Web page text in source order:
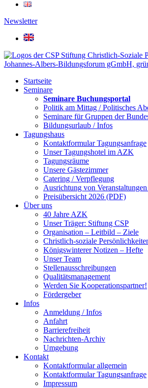
Newsletter
Startseite
Seminare
Seminare Buchungsportal
Politik am Mittag / Politisches
Seminare für Gruppen der
Bildungsurlaub / Infos
Tagungshaus
Kontaktformular Tagungsanfrage
Unser Tagungshotel im AZK
Tagungsräume
Unsere Gästezimmer
Catering / Verpflegung
Ausrichtung von
Preisübersicht 2026 (PDF)
Über uns
40 Jahre AZK
Unser Träger: Stiftung CSP
Organisation – Leitbild – Ziele
Christlich-soziale
Königswinterer Notizen – Hefte
Unser Team
Stellenausschreibungen
Qualitätsmanagement
Werden Sie Kooperationspartner!
Fördergeber
Infos
Anmeldung / Infos
Anfahrt
Barrierefreiheit
Nachrichten-Archiv
Umgebung
Kontakt
Kontaktformular allgemein
Kontaktformular Tagungsanfrage
Impressum